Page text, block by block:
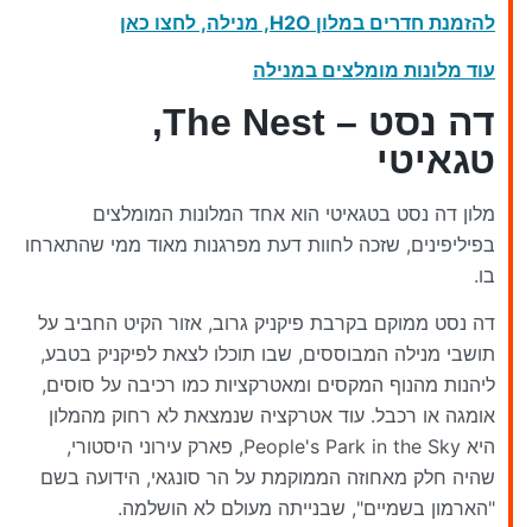
להזמנת חדרים במלון H2O, מנילה, לחצו כאן
עוד מלונות מומלצים במנילה
דה נסט – The Nest,
טגאיטי
מלון דה נסט בטגאיטי הוא אחד המלונות המומלצים
בפיליפינים, שזכה לחוות דעת מפרגנות מאוד ממי שהתארחו
בו.
דה נסט ממוקם בקרבת פיקניק גרוב, אזור הקיט החביב על
תושבי מנילה המבוססים, שבו תוכלו לצאת לפיקניק בטבע,
ליהנות מהנוף המקסים ומאטרקציות כמו רכיבה על סוסים,
אומגה או רכבל. עוד אטרקציה שנמצאת לא רחוק מהמלון
היא People's Park in the Sky, פארק עירוני היסטורי,
שהיה חלק מאחוזה הממוקמת על הר סונגאי, הידועה בשם
"הארמון בשמיים", שבנייתה מעולם לא הושלמה.